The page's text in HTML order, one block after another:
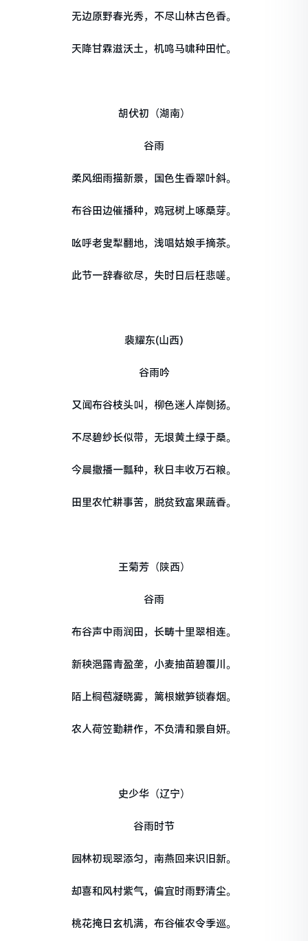
无边原野春光秀，不尽山林古色香。
天降甘霖滋沃土，机鸣马啸种田忙。
胡伏初（湖南）
谷雨
柔风细雨描新景，国色生香翠叶斜。
布谷田边催播种，鸡冠树上啄桑芽。
吆呼老叟犁翻地，浅唱姑娘手摘茶。
此节一辞春欲尽，失时日后枉悲嗟。
裴耀东(山西)
谷雨吟
又闻布谷枝头叫，柳色迷人岸侧扬。
不尽碧纱长似带，无垠黄土绿于桑。
今晨撒播一瓢种，秋日丰收万石粮。
田里农忙耕事苦，脱贫致富果蔬香。
王菊芳（陕西）
谷雨
布谷声中雨润田，长畴十里翠相连。
新秧浥露青盈垄，小麦抽苗碧覆川。
陌上桐苞凝晓雾，篱根嫩笋锁春烟。
农人荷笠勤耕作，不负清和景自妍。
史少华（辽宁）
谷雨时节
园林初现翠添匀，南燕回来识旧新。
却喜和风村紫气，偏宜时雨野清尘。
桃花掩日玄机满，布谷催农令季巡。